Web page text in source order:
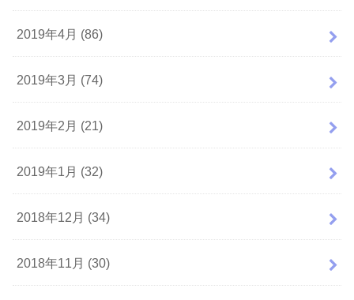
2019年4月 (86)
2019年3月 (74)
2019年2月 (21)
2019年1月 (32)
2018年12月 (34)
2018年11月 (30)